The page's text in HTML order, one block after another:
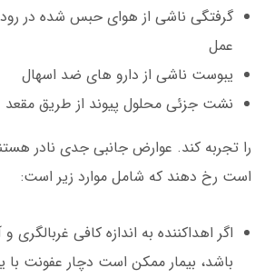
گرفتگی ناشی از هوای حبس شده در
عمل
یبوست ناشی از دارو های ضد اسهال
نشت جزئی محلول پیوند از طریق مقعد
را تجربه کند. عوارض جانبی جدی نادر
است رخ دهند که شامل موارد زیر است:
اگر اهداکننده به اندازه کافی
باشد، بیمار ممکن است دچار عفونت با